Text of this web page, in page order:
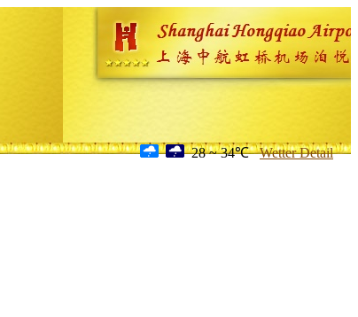
28 ~ 34℃ Wetter Detail